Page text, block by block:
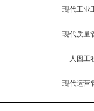
现代工业
现代质量
人因工
现代运营